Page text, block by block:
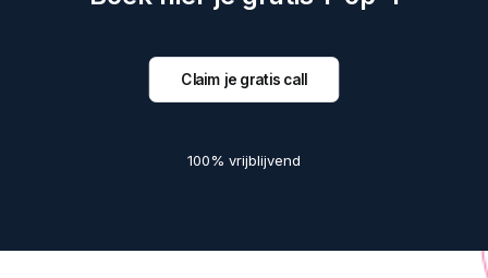
Claim je gratis call
100% vrijblijvend